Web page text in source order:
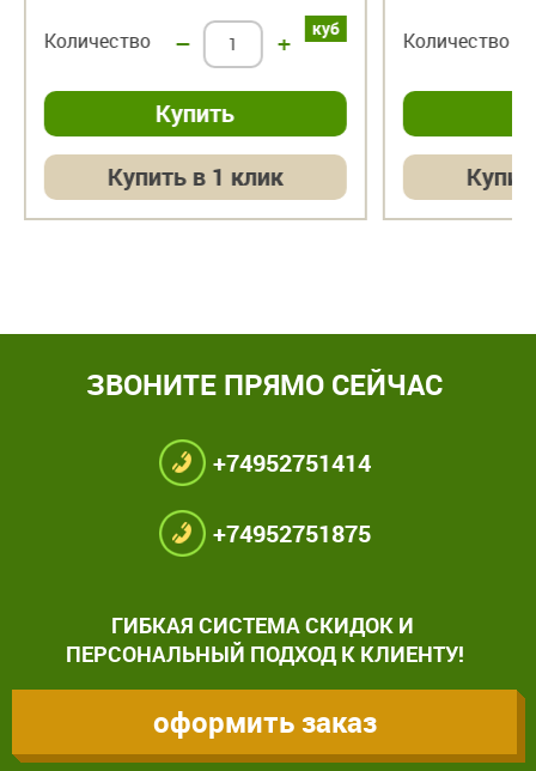
куб
Количество – +
Купить в 1 клик
Количество
ЗВОНИТЕ ПРЯМО СЕЙЧАС
+74952751414
+74952751875
ГИБКАЯ СИСТЕМА СКИДОК И
ПЕРСОНАЛЬНЫЙ ПОДХОД К КЛИЕНТУ!
оформить заказ